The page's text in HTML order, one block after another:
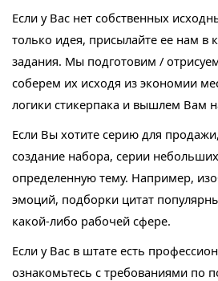
Если у Вас нет собственных
только идея, присылайте ее нам в
задания. Мы подготовим /
соберем их исходя из экономии
логики стикерпака и вышлем Вам
Если Вы хотите серию для
создание набора, серии
определенную тему. Например,
эмоций, подборки цитат
какой-либо рабочей сфере.
Если у Вас в штате есть
ознакомьтесь с требованиями по